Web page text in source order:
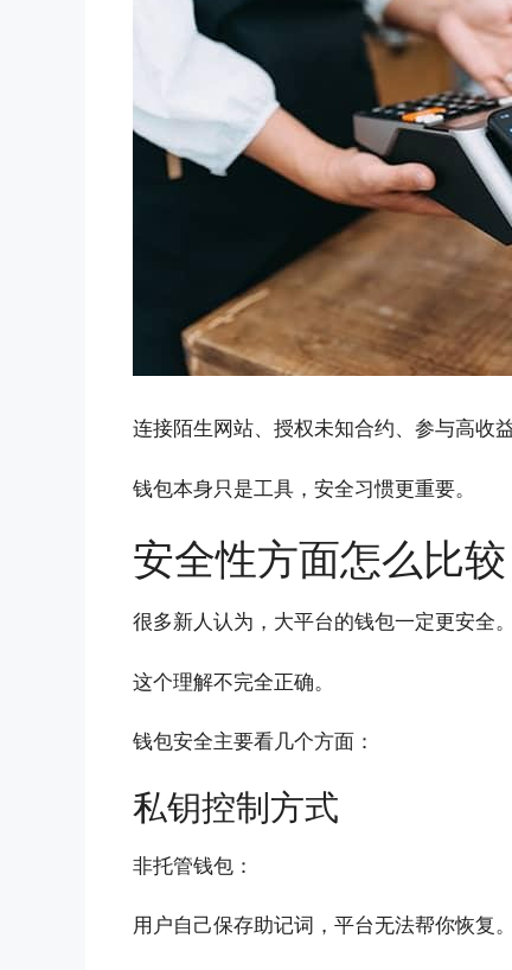
连接陌生网站、授权未知合约、参与高收
钱包本身只是工具，安全习惯更重要。
安全性方面怎么比较
很多新人认为，大平台的钱包一定更安全。
这个理解不完全正确。
钱包安全主要看几个方面：
私钥控制方式
非托管钱包：
用户自己保存助记词，平台无法帮你恢复。